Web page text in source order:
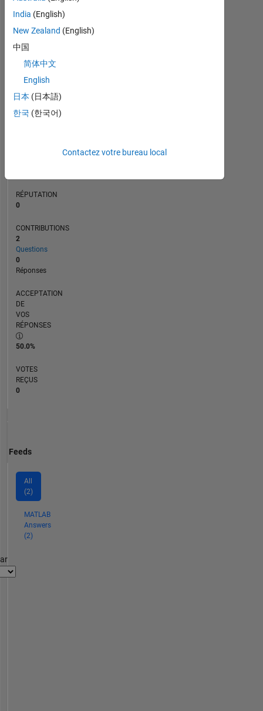
04/16
05/17
06/18
07/19
08/20
09/21
10/22
11/23
12/24
01/26
07/17
10/18
01/20
04/21
07/22
10/23
01/25
04/26
RANG
RÉPUTATION
0
CONTRIBUTIONS
2
Questions
0
Réponses
ACCEPTATION
DE
VOS
RÉPONSES
50.0%
VOTES
REÇUS
0
Feeds
All
(2)
MATLAB
Answers
(2)
India (English)
New Zealand (English)
中国
简体中文
English
日本 (日本語)
한국 (한국어)
Contactez votre bureau local